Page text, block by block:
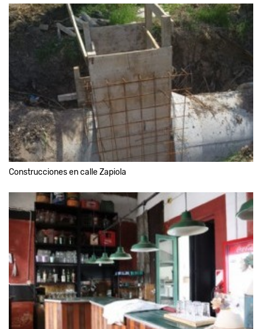
Construcciones en calle Zapiola